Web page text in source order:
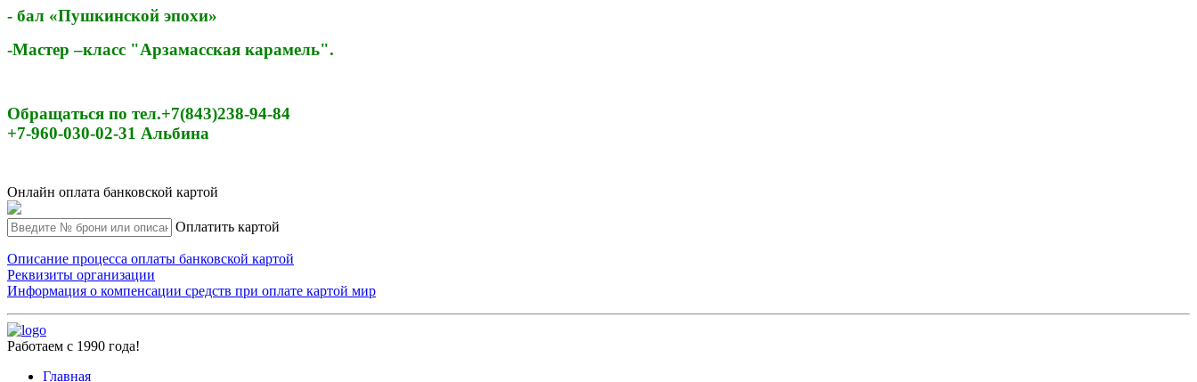
- бал «Пушкинской эпохи»
-Мастер –класс "Арзамасская карамель".
Обращаться по тел.+7(843)238-94-84
+7-960-030-02-31 Альбина
Онлайн оплата банковской картой
Оплатить картой
Описание процесса оплаты банковской картой
Реквизиты организации
Информация о компенсации средств при оплате картой мир
Работаем с 1990 года!
Главная